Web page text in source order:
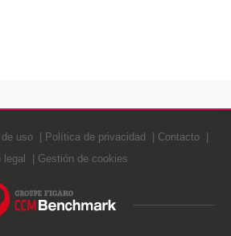
uso Política de privacidad
Contacto
Gestión de cookies